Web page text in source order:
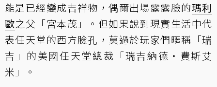
能是已經變成吉祥物，偶爾出場露露臉的瑪利
歐之父「宮本茂」。但如果說到現實生活中代
表任天堂的西方臉孔，莫過於玩家們暱稱「瑞
吉」的美國任天堂總裁「瑞吉納德‧費斯艾
米」。